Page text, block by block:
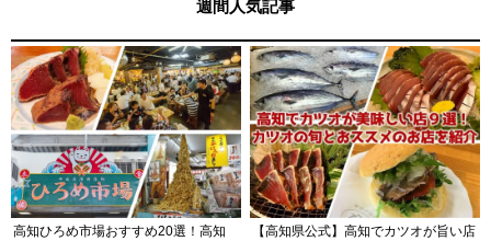
週間人気記事
高知ひろめ市場おすすめ20選！高知
【高知県公式】高知でカツオが旨い店